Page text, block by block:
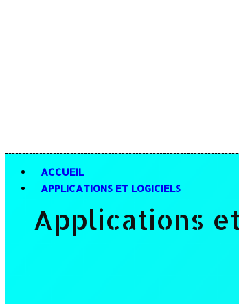
ACCUEIL
APPLICATIONS ET LOGICIELS
Applications